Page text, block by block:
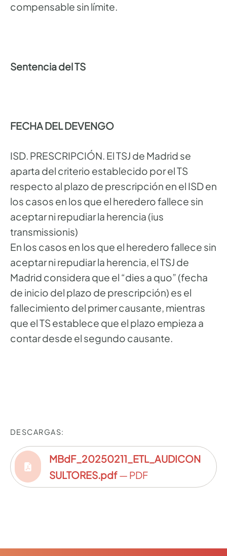
compensable sin límite.
Sentencia del TS
FECHA DEL DEVENGO
ISD. PRESCRIPCIÓN. El TSJ de Madrid se
aparta del criterio establecido por el TS
respecto al plazo de prescripción en el ISD en
los casos en los que el heredero fallece sin
aceptar ni repudiar la herencia (ius
transmissionis)
En los casos en los que el heredero fallece sin
aceptar ni repudiar la herencia, el TSJ de
Madrid considera que el “dies a quo” (fecha
de inicio del plazo de prescripción) es el
fallecimiento del primer causante, mientras
que el TS establece que el plazo empieza a
contar desde el segundo causante.
DESCARGAS:
MBdF_20250211_ETL_AUDICON
SULTORES.pdf— PDF